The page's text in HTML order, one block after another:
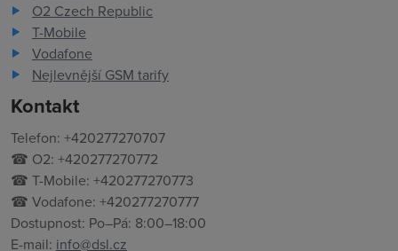
O2 Czech Republic
T-Mobile
Vodafone
Nejlevnější GSM tarify
Kontakt
Telefon: +420277270707
☎ O2: +420277270772
☎ T-Mobile: +420277270773
☎ Vodafone: +420277270777
Dostupnost: Po–Pá: 8:00–18:00
E-mail: info@dsl.cz